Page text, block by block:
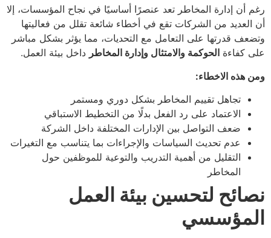
رغم أن إدارة المخاطر تعد عنصرًا أساسيًا في نجاح المؤسسات، إلا
أن العديد من الشركات تقع في أخطاء شائعة تقلل من فعاليتها
وتضعف قدرتها على التعامل مع التحديات، مما يؤثر بشكل مباشر
على كفاءة الحوكمة والامتثال وإدارة المخاطر داخل بيئة العمل.
ومن هذه الاخطاء:
تجاهل تقييم المخاطر بشكل دوري ومستمر
الاعتماد على رد الفعل بدلًا من التخطيط الاستباقي
ضعف التواصل بين الإدارات المختلفة داخل الشركة
عدم تحديث السياسات والإجراءات بما يتناسب مع التغيرات
التقليل من أهمية التدريب والتوعية للموظفين حول
المخاطر
نصائح لتحسين بيئة العمل
المؤسسي